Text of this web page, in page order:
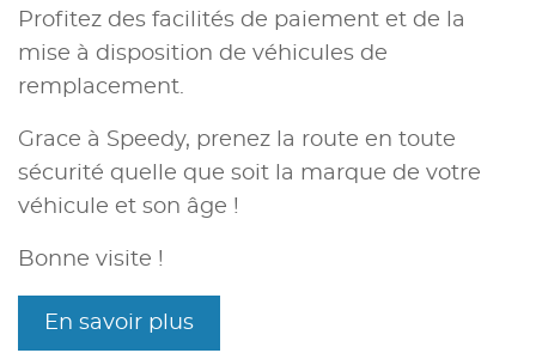
Profitez des facilités de paiement et de la
mise à disposition de véhicules de
remplacement.
Grace à Speedy, prenez la route en toute
sécurité quelle que soit la marque de votre
véhicule et son âge !
Bonne visite !
En savoir plus